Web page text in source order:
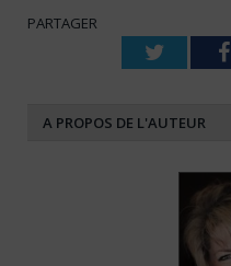
PARTAGER
Twitter
A PROPOS DE L'AUTEUR